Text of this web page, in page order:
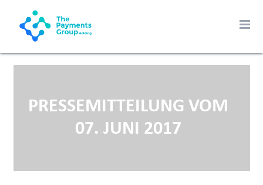
PRESSEMITTEILUNG VOM
07. JUNI 2017